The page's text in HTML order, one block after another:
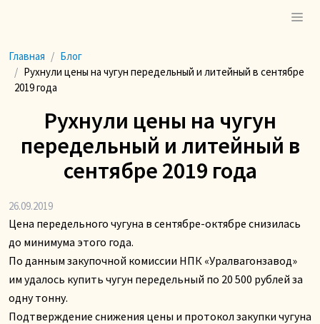
Главная
Блог
Рухнули цены на чугун передельный и литейный в сентябре
2019 года
Рухнули цены на чугун
передельный и литейный в
сентябре 2019 года
26.09.2019
Цена передельного чугуна в сентябре-октябре снизилась
до минимума этого года.
По данным закупочной комиссии НПК «Уралвагонзавод»
им удалось купить чугун передельный по 20 500 рублей за
одну тонну.
Подтверждение снижения цены и протокол закупки чугуна